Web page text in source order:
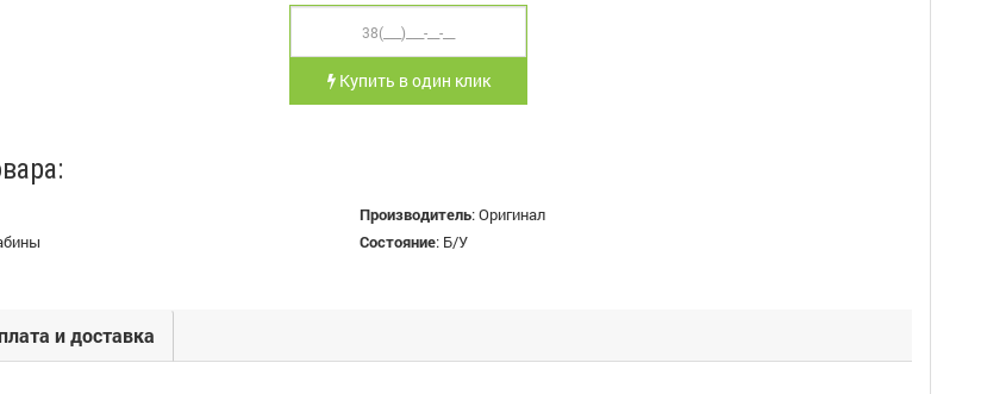
Купить в один клик
Производитель:Оригинал
Состояние: Б/У
и доставка